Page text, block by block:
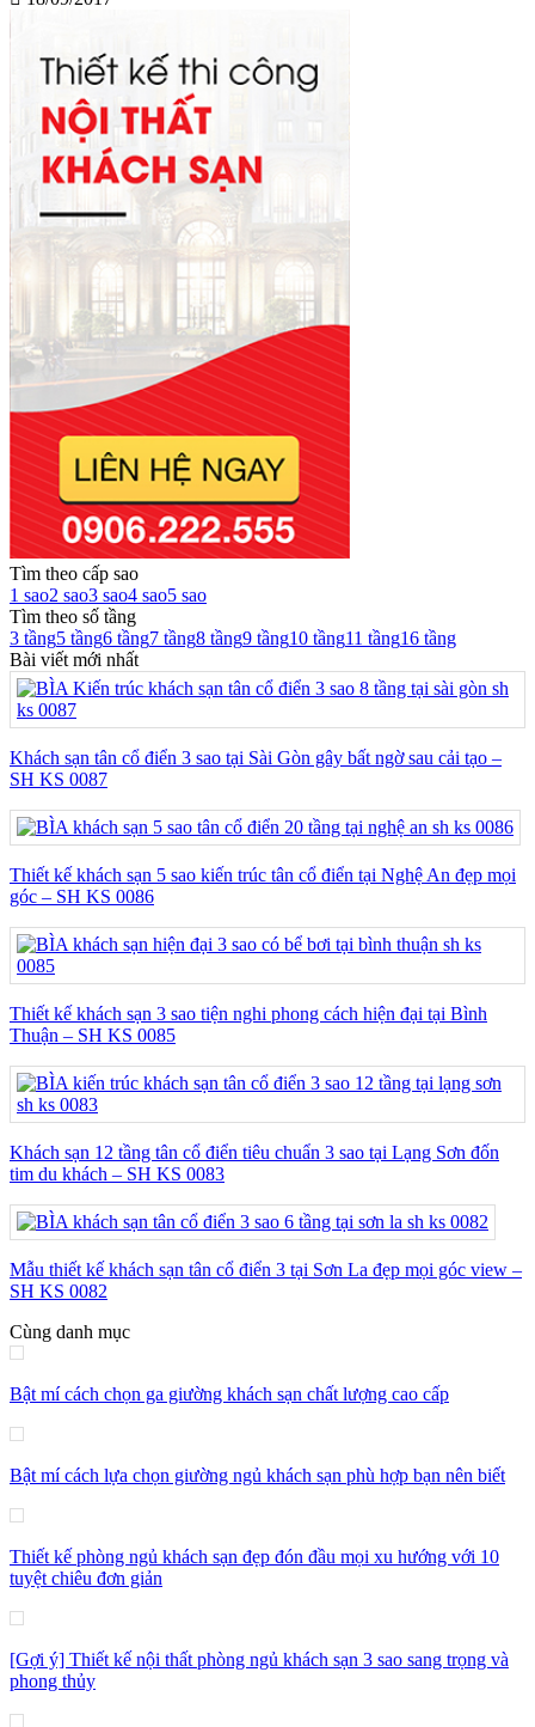
Tìm theo cấp sao
1 sao2 sao3 sao4 sao5 sao
Tìm theo số tầng
3 tầng5 tầng6 tầng7 tầng8 tầng9 tầng10 tầng11 tầng16 tầng
Bài viết mới nhất
Khách sạn tân cổ điển 3 sao tại Sài Gòn gây bất ngờ sau cải tạo –
SH KS 0087
Thiết kế khách sạn 5 sao kiến trúc tân cổ điển tại Nghệ An đẹp mọi
góc – SH KS 0086
Thiết kế khách sạn 3 sao tiện nghi phong cách hiện đại tại Bình
Thuận – SH KS 0085
Khách sạn 12 tầng tân cổ điển tiêu chuẩn 3 sao tại Lạng Sơn đốn
tim du khách – SH KS 0083
Mẫu thiết kế khách sạn tân cổ điển 3 tại Sơn La đẹp mọi góc view –
SH KS 0082
Cùng danh mục
Bật mí cách chọn ga giường khách sạn chất lượng cao cấp
Bật mí cách lựa chọn giường ngủ khách sạn phù hợp bạn nên biết
Thiết kế phòng ngủ khách sạn đẹp đón đầu mọi xu hướng với 10
tuyệt chiêu đơn giản
[Gợi ý] Thiết kế nội thất phòng ngủ khách sạn 3 sao sang trọng và
phong thủy